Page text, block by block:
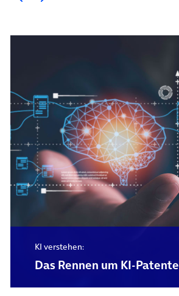
KI verstehen:
Das Rennen um KI-Patente